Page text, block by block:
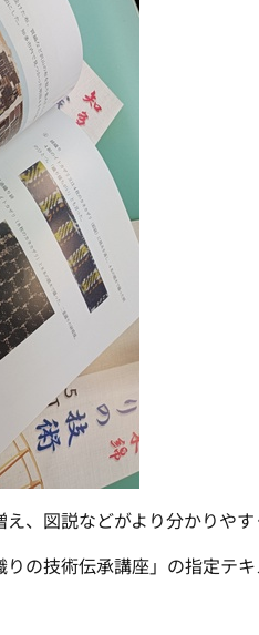
、図説などがより分かりやす
の技術伝承講座」の指定テ